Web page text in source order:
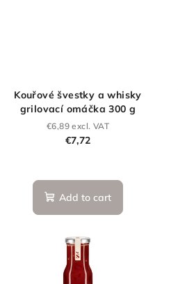
Kouřové švestky a whisky
grilovací omáčka 300 g
€6,89 excl. VAT
€7,72
Add to cart